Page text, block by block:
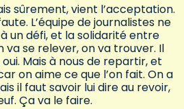
sûrement, vient l’acceptation.
L’équipe de journalistes ne
un défi, et la solidarité entre
va se relever, on va trouver. Il
Mais à nous de repartir, et
on aime ce que l’on fait. On a
il faut savoir lui dire au revoir,
Ça va le faire.